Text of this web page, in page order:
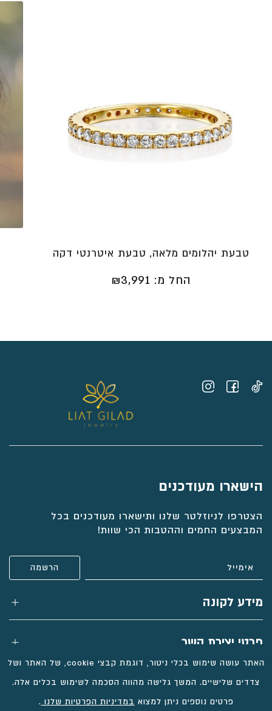
טבעת יהלומים מלאה, טבעת איטרנטי דקה
החל מ: ₪3,991
טבעת יהלומים מלאה, טבעת איטרנטי דקה
₪3,991
₪5,026
עגילי זהב ארוכים, דגם נעמי
₪6,161
עגילים צמודים 3 יהלומים, דגם בלוסום
₪4,516
הישארו מעודכנים
הצטרפו לניוזלטר שלנו ותישארו מעודכנים בכל
המבצעים החמים וההטבות הכי שוות!
מידע לקונה
פרטי יצירת קשר
כל הזכויות שמורות
האתר עושה שימוש בכלי ניטור, דוגמת קבצי cookie, של האתר ושל
צדדים שלישיים. המשך גלישה מהווה הסכמה לשימוש בכלים אלה.
פרטים נוספים ניתן למצוא במדיניות הפרטיות שלנו .